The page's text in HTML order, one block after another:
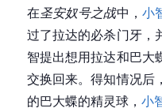
水底恢复。就在巴大蝶
了巴大蝶。
在迈向宝可梦的擂台之
行属性表示质疑。